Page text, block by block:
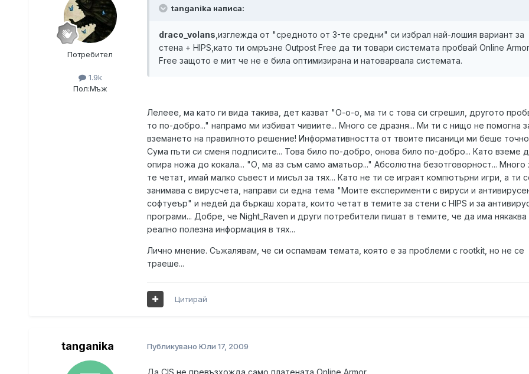
Потребител
1.9k
Пол:Мъж
tanganika написа:
draco_volans ,изглежда от "средното от 3-те средни" си избрал най-лошия вариант за
стена + HIPS,като ти омръзне Outpost Free да ти товари системата пробвай Online Armor
Free защото е мит че не е била оптимизирана и натоварвала системата.
Лелеее, ма като ги вида такива, дет казват "О-о-о, ма ти с това си сгрешил, другото
то по-добро..." напрамо ми избиват чивиите... Много се дразня... Ми ти с нищо не помогна
вземането на правилното решение! Информативността от твоите писаници ми беше
Сума пъти си сменя подписите... Това било по-добро, онова било по-добро... Като вземе
опира ножа до кокала... "О, ма аз съм само аматьор..." Абсолютна безотговорност... Много
те четат, имай малко съвест и мисъл за тях... Като не ти се играят компютърни игри, а ти
занимава с вирусчета, направи си една тема "Моите експерименти с вируси и
софтуеър" и недей да бъркаш хората, които четат в темите за стени с HIPS и за
програми... Добре, че Night_Raven и други потребители пишат в темите, че да има някаква
реално полезна информация в тях...
Лично мнение. Съжалявам, че си оспамвам темата, която е за проблеми с rootkit, но не се
траеше...
Цитирай
tanganika Публикувано Юли 17, 2009
Да CIS не превъзхожда само платената Online Armor.